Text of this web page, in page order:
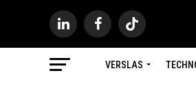
VERSLAS